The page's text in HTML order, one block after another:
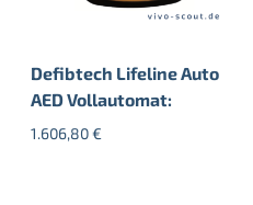
Defibtech Lifeline Auto
AED Vollautomat:
1.606,80€